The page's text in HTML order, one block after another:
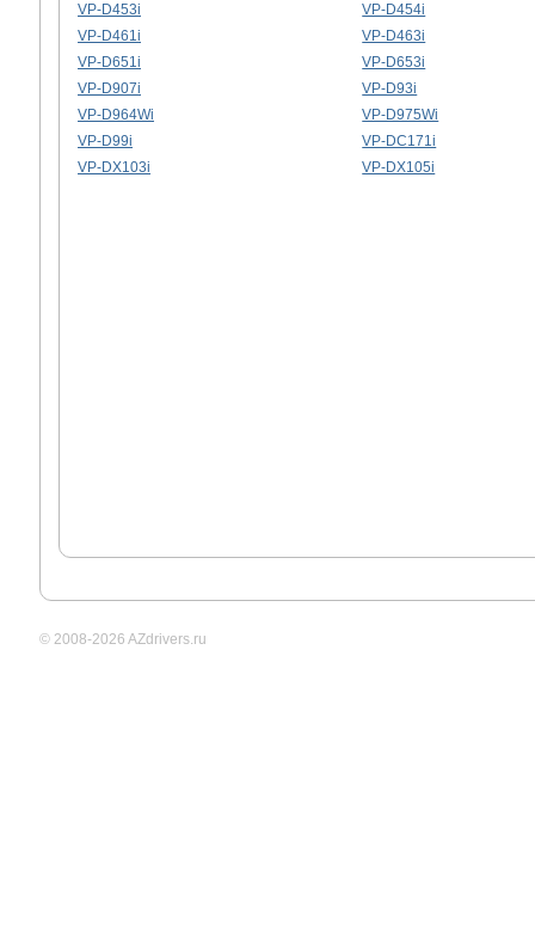
VP-D453i
VP-D454i
VP-D461i
VP-D463i
VP-D651i
VP-D653i
VP-D907i
VP-D93i
VP-D964Wi
VP-D975Wi
VP-D99i
VP-DC171i
VP-DX103i
VP-DX105i
© 2008-2026 AZdrivers.ru